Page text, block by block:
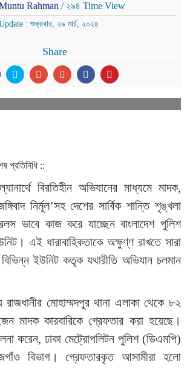
Rahman / ২৯৪ Time View
: শুক্রবার, ২৯ মার্চ, ২০২৪
Share
প্রতিনিধি ::
বিরতিহীন অভিযানের মাধ্যমে মাদক,
নির্মূল’সহ দেশের সার্বিক শান্তি শৃঙ্খলা
ভাবে কাজ করে যাচ্ছেন বাংলাদেশ পুলিশ
এই ধারাবাহিকতাকে অক্ষুণ্ণ রাখতে সারা
বিভিন্ন ইউনিট কতৃক যথারীতি অভিযান চলমান
রাজধানীর মোহাম্মদপুর থানা এলাকা থেকে ৮২
মাদক কারবারিকে গ্রেফতার করা হয়েছে।
করেন, ঢাকা মেট্রোপলিটন পুলিশ (ডিএমপি)
বিভাগ। গ্রেফতারকৃত আসামীরা হলো